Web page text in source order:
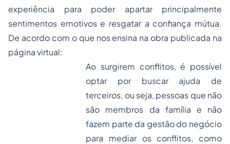
experiência para poder apartar principalmente
sentimentos emotivos e resgatar a confiança mútua.
De acordo com o que nos ensina na obra publicada na
página virtual:
Ao surgirem conflitos, é possível
optar por buscar ajuda de
terceiros, ou seja, pessoas que não
são membros da família e não
fazem parte da gestão do negócio
para mediar os conflitos, como